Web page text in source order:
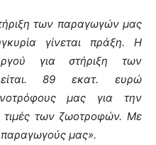
των παραγωγών μας
γίνεται πράξη. Η
για στήριξη των
89 εκατ. ευρώ
μας για την
των ζωοτροφών. Με
παραγωγούς μας».